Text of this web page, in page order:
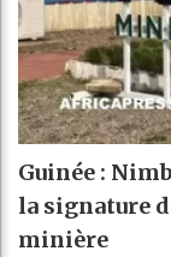
Guinée :
la signature
minière